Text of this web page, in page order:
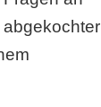
abgekochter